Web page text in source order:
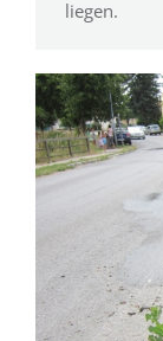
liegen.